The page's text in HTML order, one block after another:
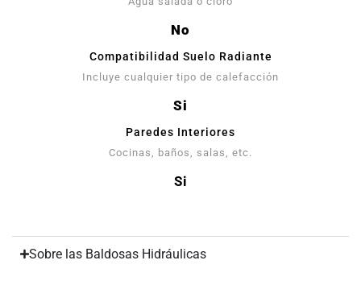
No
Compatibilidad Suelo Radiante
Incluye cualquier tipo de calefacción
Si
Paredes Interiores
Cocinas, baños, salas, etc.
Si
Sobre las Baldosas Hidráulicas